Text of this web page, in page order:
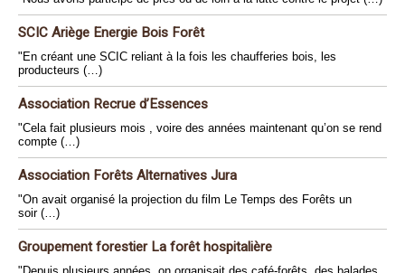
SCIC Ariège Energie Bois Forêt
"En créant une SCIC reliant à la fois les chaufferies bois, les
producteurs (…)
Association Recrue d’Essences
"Cela fait plusieurs mois , voire des années maintenant qu’on se rend
compte (…)
Association Forêts Alternatives Jura
"On avait organisé la projection du film Le Temps des Forêts un
soir (…)
Groupement forestier La forêt hospitalière